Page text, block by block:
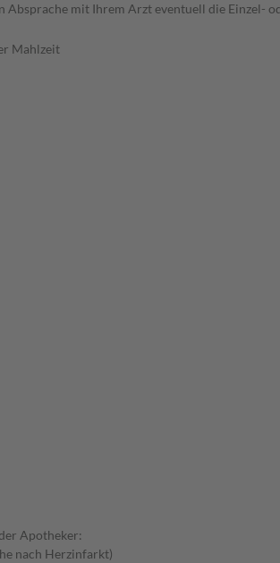
mit Ihrem Arzt eventuell die Einzel-
Mahlzeit
Apotheker:
nach Herzinfarkt)